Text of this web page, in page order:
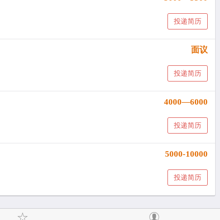
投递简历
面议
投递简历
4000—6000
投递简历
5000-10000
投递简历